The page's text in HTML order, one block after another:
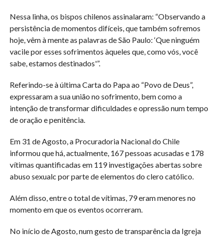
Nessa linha, os bispos chilenos assinalaram: “Observando a
persistência de momentos difíceis, que também sofremos
hoje, vêm à mente as palavras de São Paulo: ‘Que ninguém
vacile por esses sofrimentos àqueles que, como vós, você
sabe, estamos destinados'”.
Referindo-se à última Carta do Papa ao “Povo de Deus”,
expressaram a sua união no sofrimento, bem como a
intenção de transformar dificuldades e opressão num tempo
de oração e penitência.
Em 31 de Agosto, a Procuradoria Nacional do Chile
informou que há, actualmente, 167 pessoas acusadas e 178
vítimas quantificadas em 119 investigações abertas sobre
abuso sexualc por parte de elementos do clero católico.
Além disso, entre o total de vítimas, 79 eram menores no
momento em que os eventos ocorreram.
No início de Agosto, num gesto de transparência da Igreja